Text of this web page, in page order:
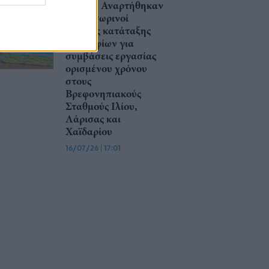
ΔΥΠΑ: Αναρτήθηκαν
οι προσωρινοί
πίνακες κατάταξης
υποψηφίων για
συμβάσεις εργασίας
ορισμένου χρόνου
στους
Βρεφονηπιακούς
Σταθμούς Ιλίου,
Λάρισας και
Χαϊδαρίου
16/07/26 | 17:01